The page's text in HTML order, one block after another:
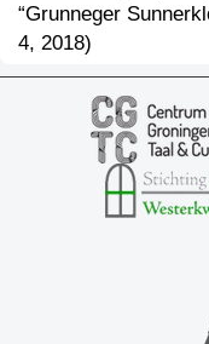
“Grunneger
4, 2018)